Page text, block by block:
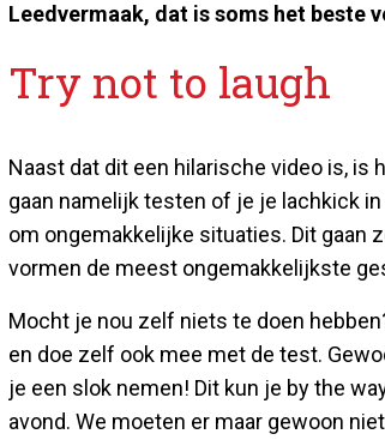
Leedvermaak, dat is soms het beste
Try not to laugh
Naast dat dit een hilarische video is, is
gaan namelijk testen of je je lachkick
om ongemakkelijke situaties. Dit gaan
vormen de meest ongemakkelijkste
Mocht je nou zelf niets te doen
en doe zelf ook mee met de test.
je een slok nemen! Dit kun je by the
avond. We moeten er maar gewoon